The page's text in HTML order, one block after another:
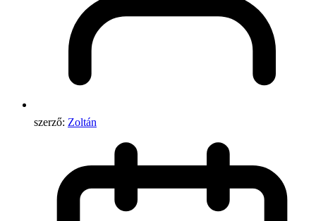
szerző: Zoltán